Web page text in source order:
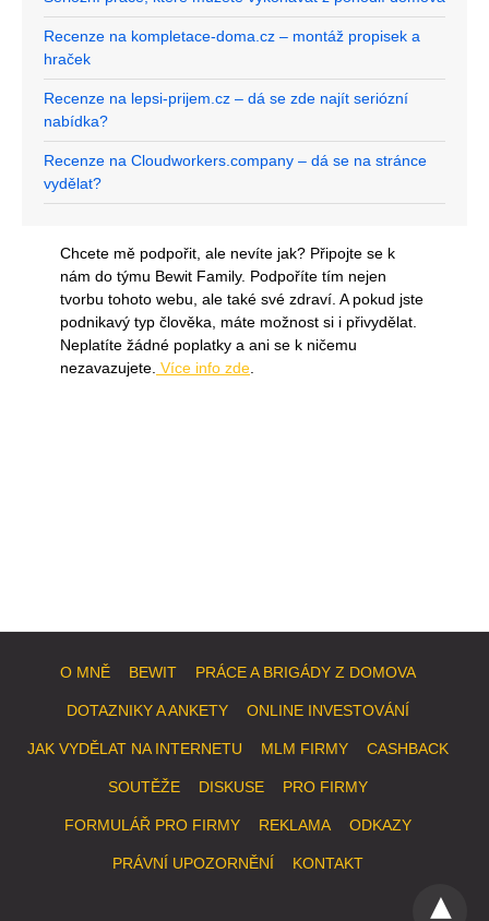
Recenze na kompletace-doma.cz – montáž propisek a
hraček
Recenze na lepsi-prijem.cz – dá se zde najít seriózní
nabídka?
Recenze na Cloudworkers.company – dá se na stránce
vydělat?
Chcete mě podpořit, ale nevíte jak? Připojte se k
nám do týmu Bewit Family. Podpoříte tím nejen
tvorbu tohoto webu, ale také své zdraví. A pokud jste
podnikavý typ člověka, máte možnost si i přivydělat.
Neplatíte žádné poplatky a ani se k ničemu
nezavazujete. Více info zde
O MNĚ BEWIT PRÁCE A BRIGÁDY Z DOMOVA
DOTAZNIKY A ANKETY ONLINE INVESTOVÁNÍ
JAK VYDĚLAT NA INTERNETU MLM FIRMY CASHBACK
SOUTĚŽE DISKUSE PRO FIRMY
FORMULÁŘ PRO FIRMY REKLAMA ODKAZY
PRÁVNÍ UPOZORNĚNÍ KONTAKT